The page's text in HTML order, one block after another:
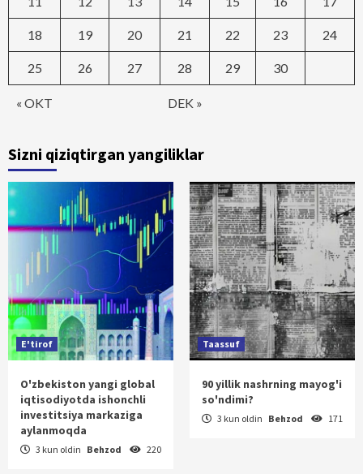
« OKT DEK »
18 19 20 21 22 23 24
25 26 27 28 29 30
Sizni qiziqtirgan yangiliklar
E'tirof
O'zbekiston yangi global
iqtisodiyotda ishonchli
investitsiya markaziga
aylanmoqda
3 kun oldin Behzod 220
Taassuf
90 yillik nashrning mayog'i
so'ndimi?
3 kun oldin Behzod 171